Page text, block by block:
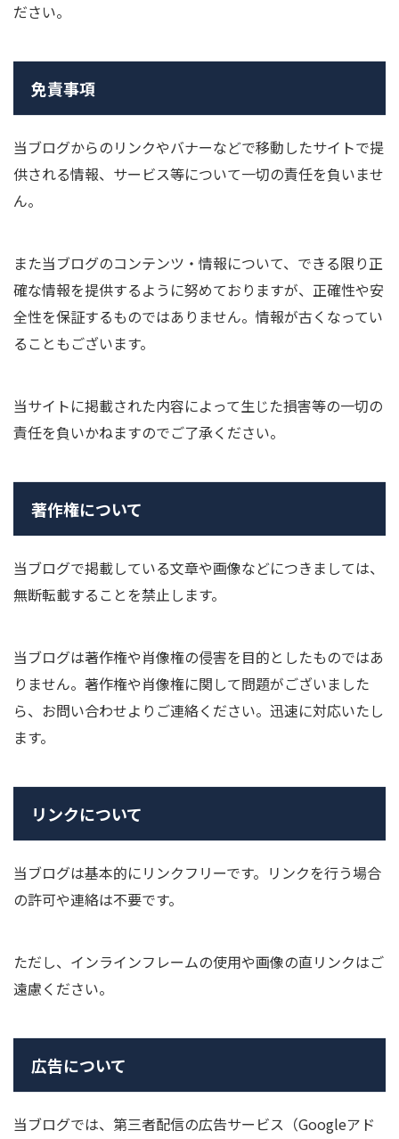
ださい。
免責事項
当ブログからのリンクやバナーなどで移動したサイトで提
供される情報、サービス等について一切の責任を負いませ
ん。
また当ブログのコンテンツ・情報について、できる限り正
確な情報を提供するように努めておりますが、正確性や安
全性を保証するものではありません。情報が古くなってい
ることもございます。
当サイトに掲載された内容によって生じた損害等の一切の
責任を負いかねますのでご了承ください。
著作権について
当ブログで掲載している文章や画像などにつきましては、
無断転載することを禁止します。
当ブログは著作権や肖像権の侵害を目的としたものではあ
りません。著作権や肖像権に関して問題がございました
ら、お問い合わせよりご連絡ください。迅速に対応いたし
ます。
リンクについて
当ブログは基本的にリンクフリーです。リンクを行う場合
の許可や連絡は不要です。
ただし、インラインフレームの使用や画像の直リンクはご
遠慮ください。
広告について
当ブログでは、第三者配信の広告サービス（Googleアド